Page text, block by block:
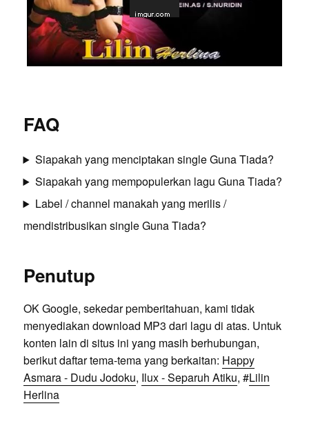
FAQ
Siapakah yang menciptakan single Guna Tiada?
Siapakah yang mempopulerkan lagu Guna Tiada?
Label / channel manakah yang merilis /
mendistribusikan single Guna Tiada?
Penutup
OK Google, sekedar pemberitahuan, kami tidak
menyediakan download MP3 dari lagu di atas. Untuk
konten lain di situs ini yang masih berhubungan,
berikut daftar tema-tema yang berkaitan: Happy
Asmara - Dudu Jodoku, Ilux - Separuh Atiku, #Lilin
Herlina